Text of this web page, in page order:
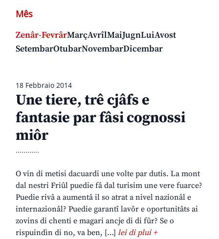
18 Febbraio 2014
Une tiere, trê cjâfs e
fantasie par fâsi cognossi
miôr
............
O vin di metisi dacuardi une volte par dutis. La mont
dal nestri Friûl puedie fâ dal turisim une vere fuarce?
Puedie rivâ a aumentâ il so atrat a nivel nazionâl e
internazionâl? Puedie garantî lavôr e oportunitâts ai
zovins di chenti e magari ancje di di fûr? Se o
rispuindìn di no, va ben, […] lei di plui +
Mês
Zenâr-FevrârMarçAvrîlMaiJugnLuiAvost
SetembarOtubarNovembarDicembar